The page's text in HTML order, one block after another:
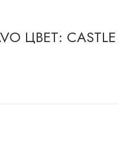
ЦВЕТ: CASTLE